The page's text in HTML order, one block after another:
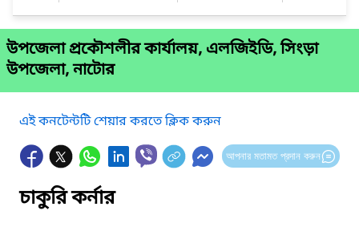
উপজেলা প্রকৌশলীর কার্যালয়, এলজিইডি, সিংড়া
উপজেলা, নাটোর
এই কনটেন্টটি শেয়ার করতে ক্লিক করুন
আপনার মতামত প্রদান করুন
চাকুরি কর্নার